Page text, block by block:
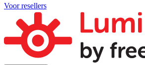
Voor resellers